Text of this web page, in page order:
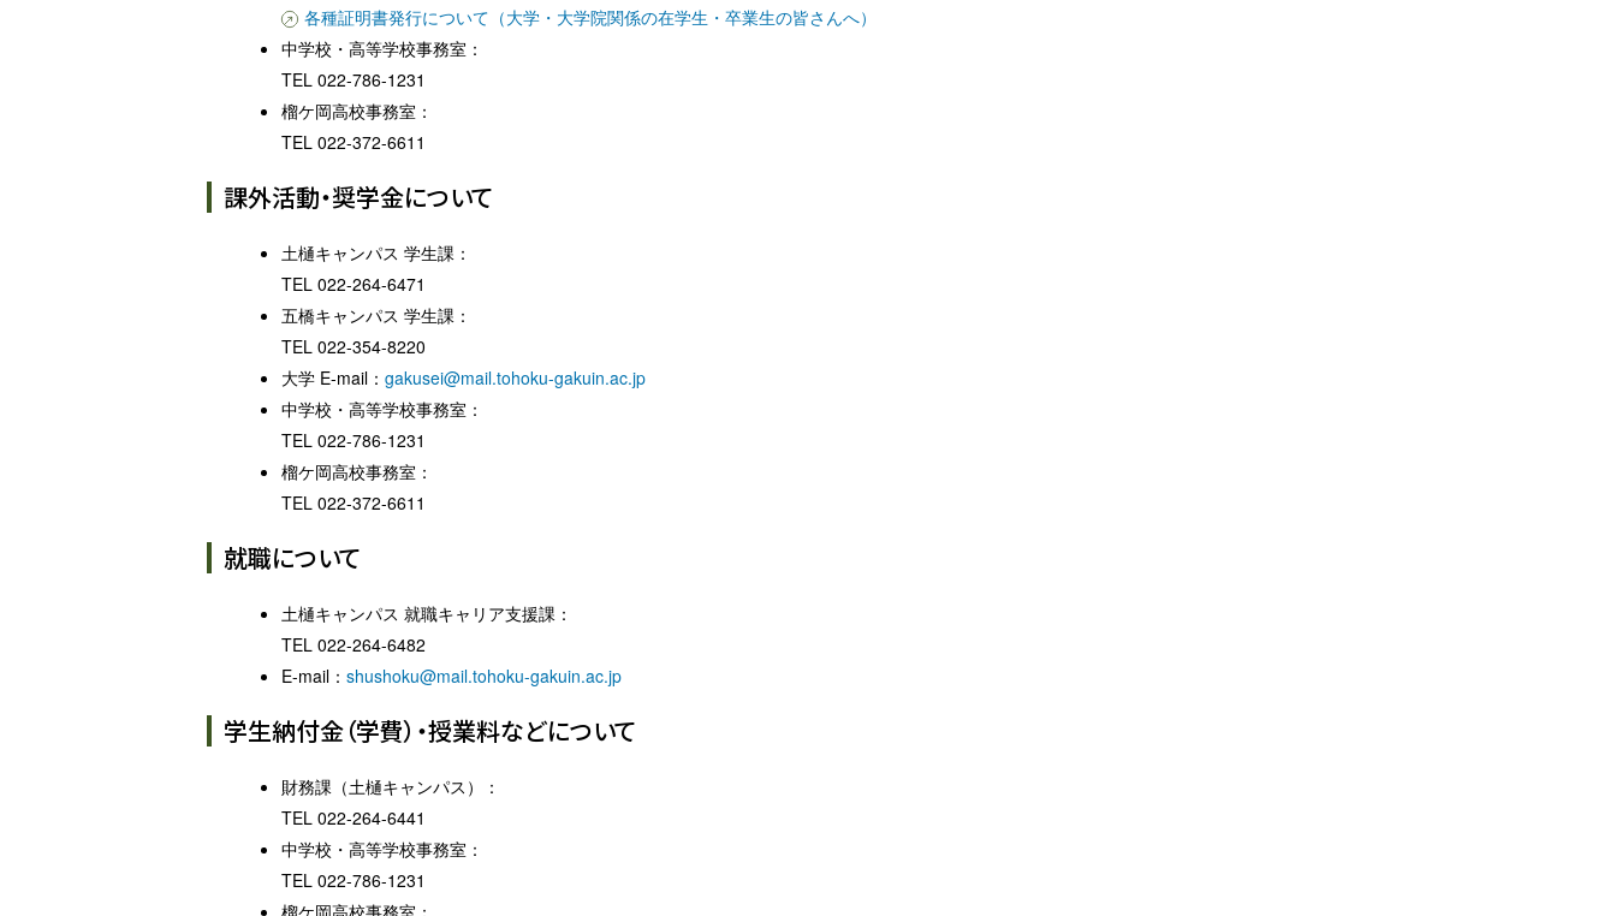
各種証明書発行について（大学・大学院関係の在学生・卒業生の皆さんへ）
中学校・高等学校事務室：
TEL 022-786-1231
榴ケ岡高校事務室：
TEL 022-372-6611
課外活動・奨学金について
土樋キャンパス 学生課：
TEL 022-264-6471
五橋キャンパス 学生課：
TEL 022-354-8220
大学 E-mail：gakusei@mail.tohoku-gakuin.ac.jp
中学校・高等学校事務室：
TEL 022-786-1231
榴ケ岡高校事務室：
TEL 022-372-6611
就職について
土樋キャンパス 就職キャリア支援課：
TEL 022-264-6482
E-mail：shushoku@mail.tohoku-gakuin.ac.jp
学生納付金（学費）・授業料などについて
財務課（土樋キャンパス）：
TEL 022-264-6441
中学校・高等学校事務室：
TEL 022-786-1231